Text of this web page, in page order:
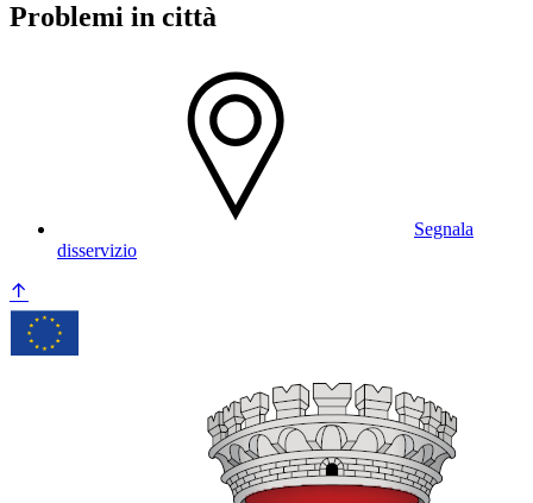
Problemi in città
Segnala
disservizio